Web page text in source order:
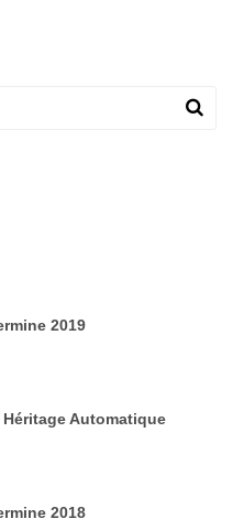
2019
Héritage Automatique
2018